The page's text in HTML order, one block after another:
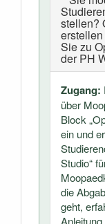
stellen?
Sie zu
der PH
Zugang:
über
Block
ein und
Studio“
die
geht,
Anleitung.